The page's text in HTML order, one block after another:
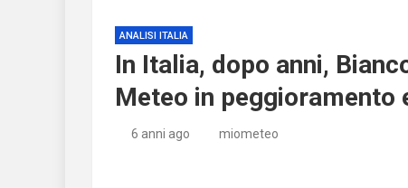
ANALISI ITALIA
In Italia, dopo anni,
Meteo in peggioramento
6 anni ago miometeo